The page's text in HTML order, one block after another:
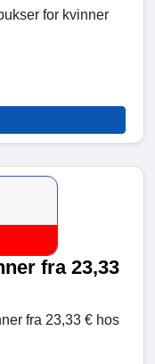
for kvinner
fra 23,33
fra 23,33 € hos